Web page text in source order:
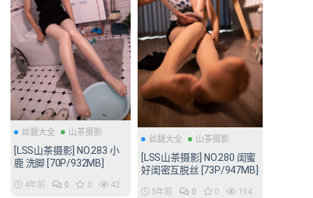
丝腿大全 山茶摄影
[LSS山茶摄影] NO.283 小
鹿 洗脚 [70P/932MB]
4年前 0 0 42
丝腿大全 山茶摄影
[LSS山茶摄影] NO.280 闺蜜
好闺密互脱丝 [73P/947MB]
5年前 0 0 194